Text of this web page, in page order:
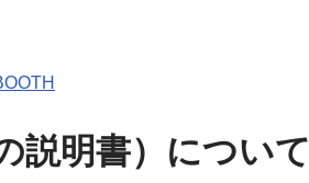
説明書）について